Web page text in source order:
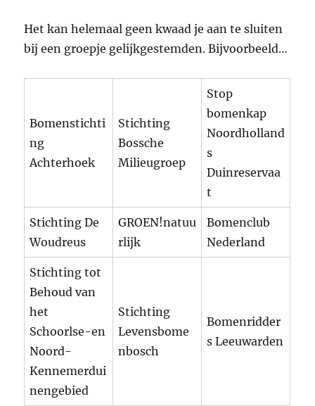
Het kan helemaal geen kwaad je aan te sluiten
bij een groepje gelijkgestemden. Bijvoorbeeld…
Bomenstichti
ng
Achterhoek
Stichting
Bossche
Milieugroep
Stop
bomenkap
Noordholland
s
Duinreservaa
t
Stichting De
Woudreus
GROEN!natuu
rlijk
Bomenclub
Nederland
Stichting tot
Behoud van
het
Schoorlse-en
Noord-
Kennemerdui
nengebied
Stichting
Levensbome
nbosch
Bomenridder
s Leeuwarden